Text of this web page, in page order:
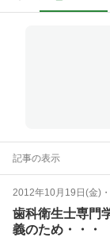
記事の表示
2012年10月19日(金) ・
歯科衛生士専門
義のため・・・